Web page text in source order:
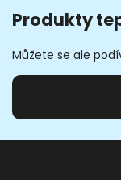
Produkty
Můžete se ale